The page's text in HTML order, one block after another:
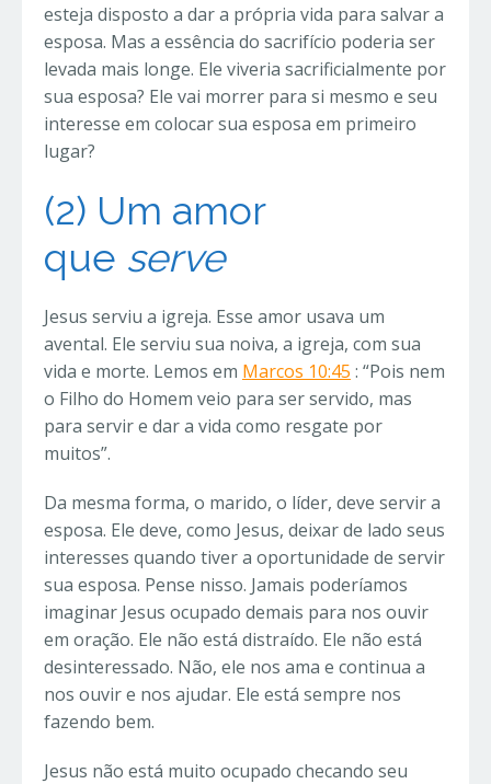
esteja disposto a dar a própria vida para salvar a
esposa. Mas a essência do sacrifício poderia ser
levada mais longe. Ele viveria sacrificialmente por
sua esposa? Ele vai morrer para si mesmo e seu
interesse em colocar sua esposa em primeiro
lugar?
(2) Um amor
que serve
Jesus serviu a igreja. Esse amor usava um
avental. Ele serviu sua noiva, a igreja, com sua
vida e morte. Lemos em Marcos 10:45 : “Pois nem
o Filho do Homem veio para ser servido, mas
para servir e dar a vida como resgate por
muitos”.
Da mesma forma, o marido, o líder, deve servir a
esposa. Ele deve, como Jesus, deixar de lado seus
interesses quando tiver a oportunidade de servir
sua esposa. Pense nisso. Jamais poderíamos
imaginar Jesus ocupado demais para nos ouvir
em oração. Ele não está distraído. Ele não está
desinteressado. Não, ele nos ama e continua a
nos ouvir e nos ajudar. Ele está sempre nos
fazendo bem.
Jesus não está muito ocupado checando seu